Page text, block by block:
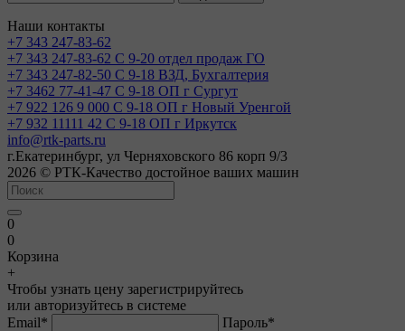
Наши контакты
+7 343 247-83-62
+7 343 247-83-62 С 9-20 отдел продаж ГО
+7 343 247-82-50 С 9-18 ВЗД, Бухгалтерия
+7 3462 77-41-47 С 9-18 ОП г Сургут
+7 922 126 9 000 С 9-18 ОП г Новый Уренгой
+7 932 11111 42 С 9-18 ОП г Иркутск
info@rtk-parts.ru
г.Екатеринбург, ул Черняховского 86 корп 9/3
2026 © РТК-Качество достойное ваших машин
0
0
Корзина
+
Чтобы узнать цену зарегистрируйтесь
или авторизуйтесь в системе
Email* Пароль*